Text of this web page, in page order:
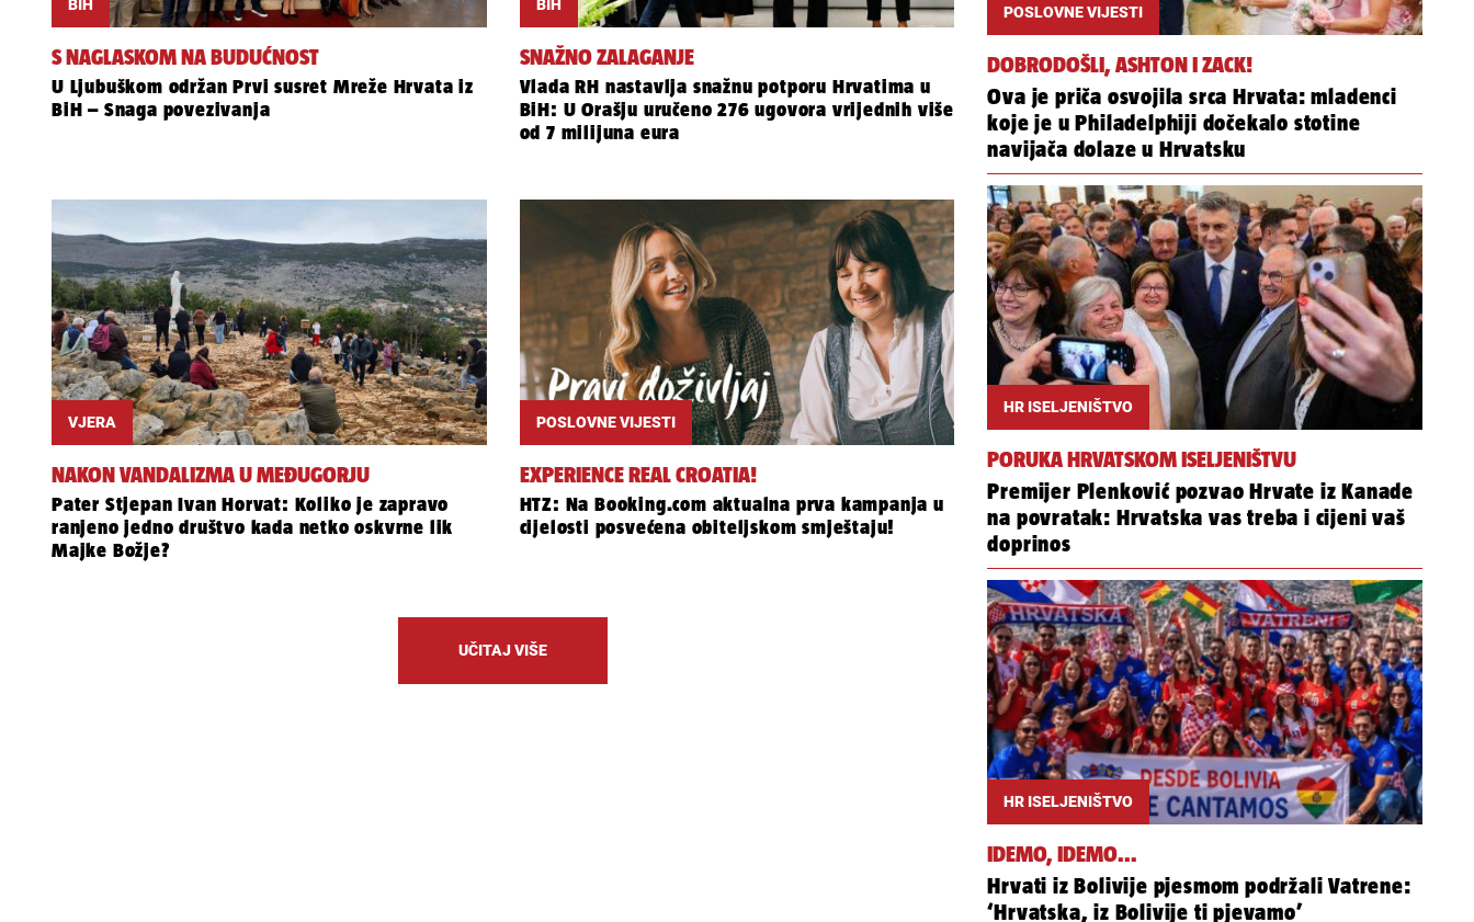
BIH
S NAGLASKOM NA BUDUĆNOST
U Ljubuškom održan Prvi susret Mreže Hrvata iz
BiH – Snaga povezivanja
BIH
SNAŽNO ZALAGANJE
Vlada RH nastavlja snažnu potporu Hrvatima u
BiH: U Orašju uručeno 276 ugovora vrijednih više
od 7 milijuna eura
VJERA
NAKON VANDALIZMA U MEĐUGORJU
Pater Stjepan Ivan Horvat: Koliko je zapravo
ranjeno jedno društvo kada netko oskvrne lik
Majke Božje?
POSLOVNE VIJESTI
EXPERIENCE REAL CROATIA!
HTZ: Na Booking.com aktualna prva kampanja u
cijelosti posvećena obiteljskom smještaju!
UČITAJ VIŠE
POSLOVNE VIJESTI
DOBRODOŠLI, ASHTON I ZACK!
Ova je priča osvojila srca Hrvata: mladenci
koje je u Philadelphiji dočekalo stotine
navijača dolaze u Hrvatsku
HR ISELJENIŠTVO
PORUKA HRVATSKOM ISELJENIŠTVU
Premijer Plenković pozvao Hrvate iz Kanade
na povratak: Hrvatska vas treba i cijeni vaš
doprinos
HR ISELJENIŠTVO
IDEMO, IDEMO...
Hrvati iz Bolivije pjesmom podržali Vatrene:
‘Hrvatska, iz Bolivije ti pjevamo’